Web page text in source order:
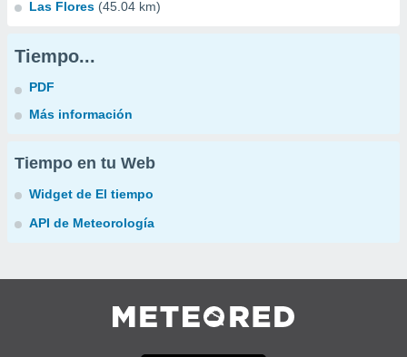
Las Flores (45.04 km)
Tiempo...
PDF
Más información
Tiempo en tu Web
Widget de El tiempo
API de Meteorología